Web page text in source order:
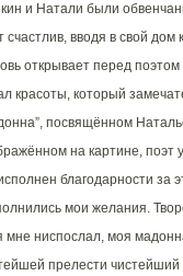
и Натали были
счастлив, вводя в свой дом
открывает перед
красоты, который
посвящённом
на картине,
благодарности за
мои желания.
мне ниспослал, моя
прелести чистейший